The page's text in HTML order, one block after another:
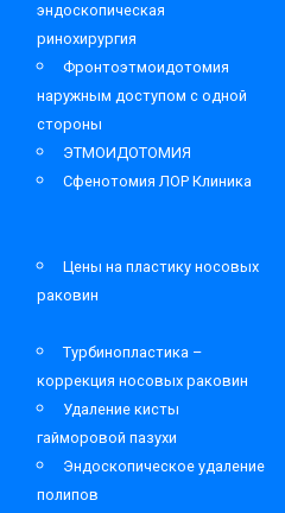
эндоскопическая
ринохирургия
Фронтоэтмоидотомия
наружным доступом с одной
стороны
ЭТМОИДОТОМИЯ
Сфенотомия ЛОР Клиника
Цены на пластику носовых
раковин
Турбинопластика –
коррекция носовых раковин
Удаление кисты
гайморовой пазухи
Эндоскопическое удаление
полипов